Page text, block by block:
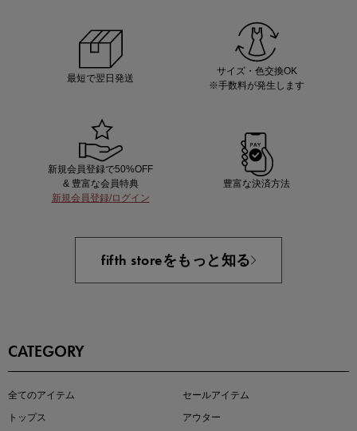
即戦力アイテム続々対象
最短で翌日発送
サイズ・色交換OK
※手数料が発生します
新規会員登録で50%OFF
& 豊富な会員特典
新規会員登録/ログイン
豊富な決済方法
fifth storeをもっと知る
CATEGORY
全てのアイテム
セールアイテム
トップス
アウター